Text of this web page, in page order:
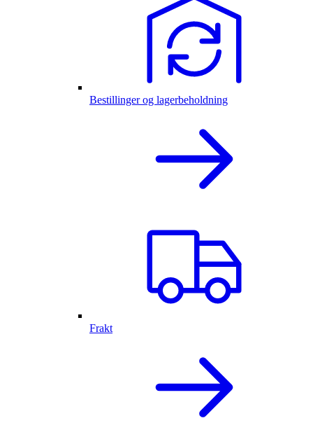
Bestillinger og lagerbeholdning
Frakt